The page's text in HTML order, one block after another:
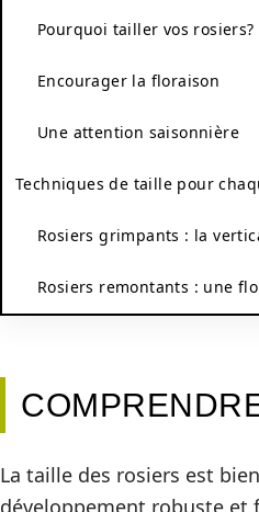
Pourquoi tailler vos rosiers?
Encourager la floraison
Une attention saisonnière
Techniques de taille pour
Rosiers grimpants : la
Rosiers remontants : une
La taille des rosiers est
développement robuste et